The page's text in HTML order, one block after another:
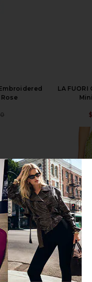
LA FUORI